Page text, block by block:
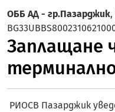
ОББ АД - гр.Пазарджик,
Заплащане
РИОСВ Пазарджик